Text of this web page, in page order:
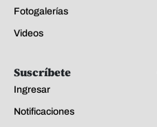
Fotogalerías
Videos
Suscríbete
Ingresar
Notificaciones